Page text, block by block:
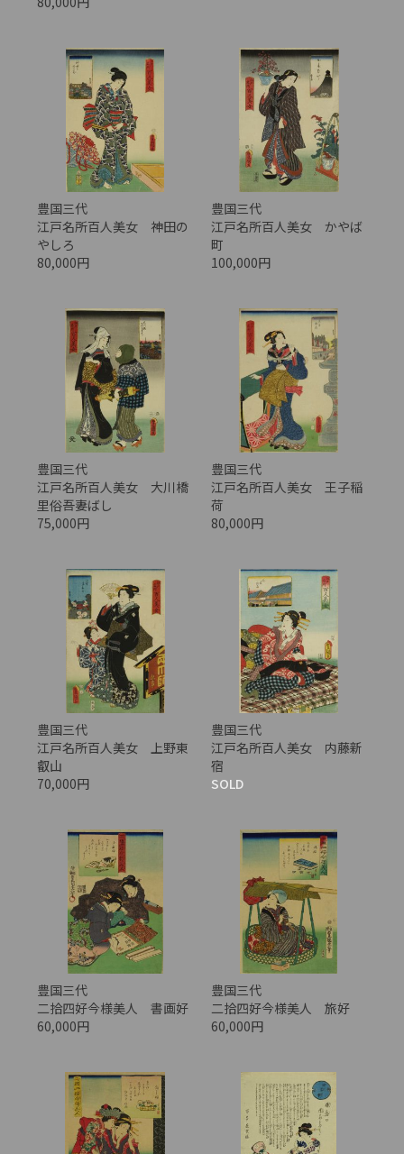
豊国三代
江戸名所百人美女 神田の
やしろ
80,000円
豊国三代
江戸名所百人美女 かやば
町
100,000円
豊国三代
江戸名所百人美女 大川橋
里俗吾妻ばし
75,000円
豊国三代
江戸名所百人美女 王子稲
荷
80,000円
豊国三代
江戸名所百人美女 上野東
叡山
70,000円
豊国三代
江戸名所百人美女 内藤新
宿
SOLD
豊国三代
二拾四好今様美人 書画好
60,000円
豊国三代
二拾四好今様美人 旅好
60,000円